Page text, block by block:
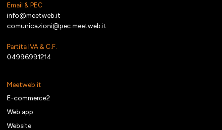
Email & PEC
info@meetweb.it
comunicazioni@pec.meetweb.it
Partita IVA & C.F.
04996991214
Meetweb.it
E-commerce2
Web app
Website